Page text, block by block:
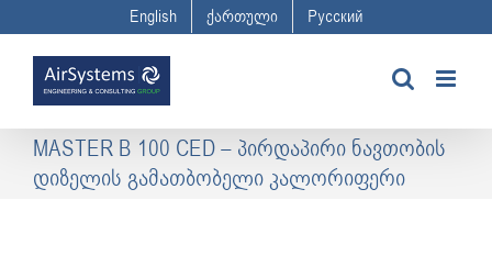
to
content
English ქართული Русский
MASTER B 100 CED – პირდაპირი ნავთობის
დიზელის გამათბობელი კალორიფერი